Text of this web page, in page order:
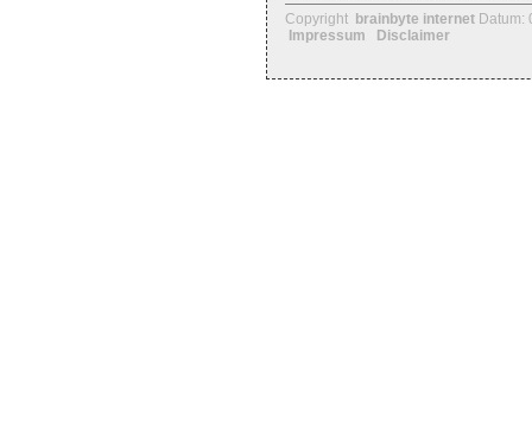
Copyright brainbyte internet Datum:
Impressum
Disclaimer